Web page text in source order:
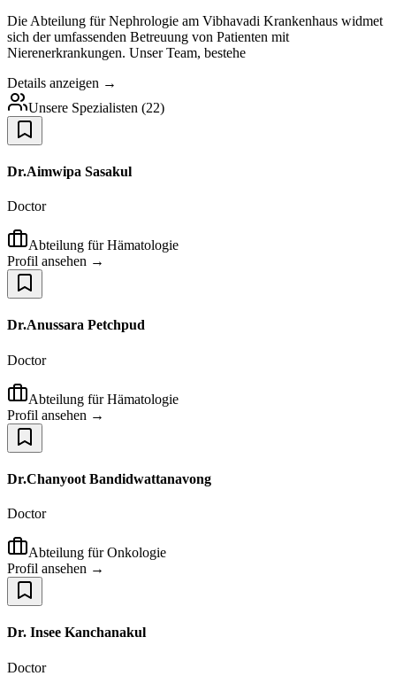
Die Abteilung für Nephrologie am Vibhavadi Krankenhaus widmet
sich der umfassenden Betreuung von Patienten mit
Nierenerkrankungen. Unser Team, bestehe
Details anzeigen →
Unsere Spezialisten (22)
Dr.Aimwipa Sasakul
Doctor
Abteilung für Hämatologie
Profil ansehen →
Dr.Anussara Petchpud
Doctor
Abteilung für Hämatologie
Profil ansehen →
Dr.Chanyoot Bandidwattanavong
Doctor
Abteilung für Onkologie
Profil ansehen →
Dr. Insee Kanchanakul
Doctor